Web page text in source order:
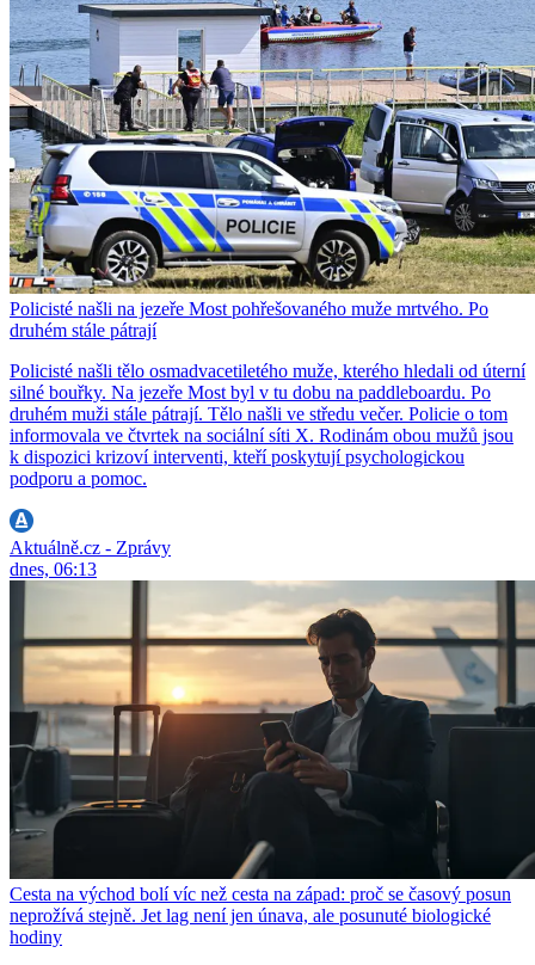
Policisté našli na jezeře Most pohřešovaného muže mrtvého. Po
druhém stále pátrají
Policisté našli tělo osmadvacetiletého muže, kterého hledali od úterní
silné bouřky. Na jezeře Most byl v tu dobu na paddleboardu. Po
druhém muži stále pátrají. Tělo našli ve středu večer. Policie o tom
informovala ve čtvrtek na sociální síti X. Rodinám obou mužů jsou
k dispozici krizoví interventi, kteří poskytují psychologickou
podporu a pomoc.
Aktuálně.cz - Zprávy
dnes, 06:13
Cesta na východ bolí víc než cesta na západ: proč se časový posun
neprožívá stejně. Jet lag není jen únava, ale posunuté biologické
hodiny